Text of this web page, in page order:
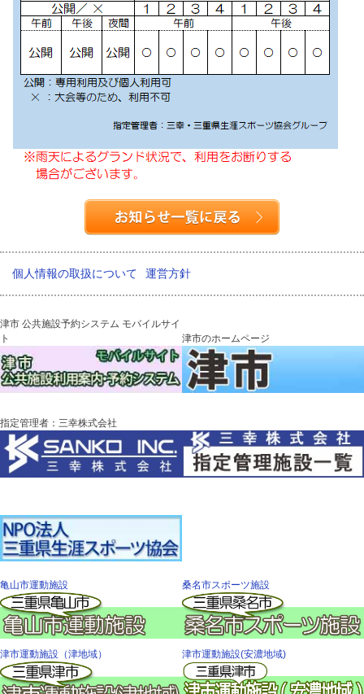
個人情報の取扱について 運営方針
津市 公共施設予約システム モバイルサイ
ト
津市のホームページ
指定管理者：三幸株式会社